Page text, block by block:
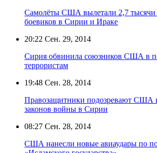
Самолёты США вылетали 2,7 тысячи
боевиков в Сирии и Ираке
20:22 Сен. 29, 2014
Сирия обвинила союзников США в
террористам
19:48 Сен. 28, 2014
Правозащитники подозревают США
законов войны в Сирии
08:27 Сен. 28, 2014
США нанесли новые авиаудары по